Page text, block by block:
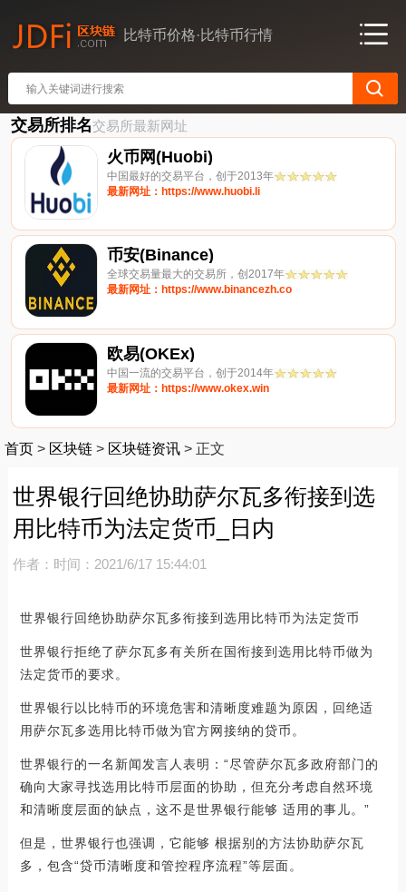
比特币价格·比特币行情
交易所排名交易所最新网址
火币网(Huobi)
中国最好的交易平台，创于2013年
最新网址：https://www.huobi.li
币安(Binance)
全球交易量最大的交易所，创2017年
最新网址：https://www.binancezh.co
欧易(OKEx)
中国一流的交易平台，创于2014年
最新网址：https://www.okex.win
首页 > 区块链 > 区块链资讯 > 正文
世界银行回绝协助萨尔瓦多衔接到选
用比特币为法定货币_日内
作者： 时间：2021/6/17 15:44:01
世界银行回绝协助萨尔瓦多衔接到选用比特币为法定货币
世界银行拒绝了萨尔瓦多有关所在国衔接到选用比特币做为
法定货币的要求。
世界银行以比特币的环境危害和清晰度难题为原因，回绝适
用萨尔瓦多选用比特币做为官方网接纳的贷币。
世界银行的一名新闻发言人表明：“尽管萨尔瓦多政府部门的
确向大家寻找选用比特币层面的协助，但充分考虑自然环境
和清晰度层面的缺点，这不是世界银行能够 适用的事儿。”
但是，世界银行也强调，它能够 根据别的方法协助萨尔瓦
多，包含“贷币清晰度和管控程序流程”等层面。